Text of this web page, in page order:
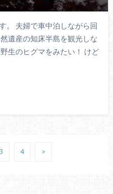
。 夫婦で車中泊しながら回
遺産の知床半島を観光しな
生のヒグマをみたい！ けど
4 >